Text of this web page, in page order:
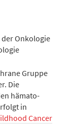
Onkologie
Gruppe
Die
hämato-
in
Cancer